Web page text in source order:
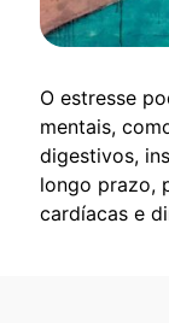
O estresse
mentais,
digestivos,
longo prazo,
cardíacas e